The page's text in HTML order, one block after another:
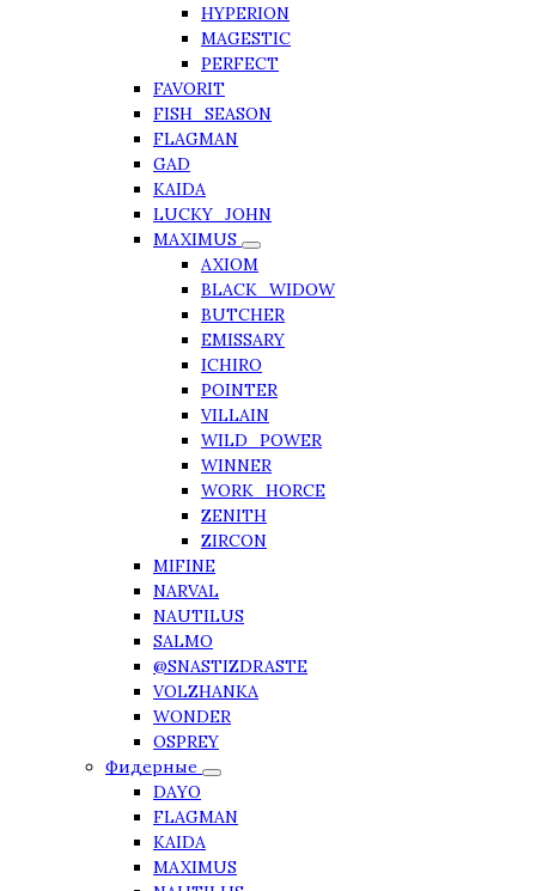
HYPERION
MAGESTIC
PERFECT
FAVORIT
FISH_SEASON
FLAGMAN
GAD
KAIDA
LUCKY_JOHN
MAXIMUS
AXIOM
BLACK_WIDOW
BUTCHER
EMISSARY
ICHIRO
POINTER
VILLAIN
WILD_POWER
WINNER
WORK_HORCE
ZENITH
ZIRCON
MIFINE
NARVAL
NAUTILUS
SALMO
@SNASTIZDRASTE
VOLZHANKA
WONDER
OSPREY
Фидерные
DAYO
FLAGMAN
KAIDA
MAXIMUS